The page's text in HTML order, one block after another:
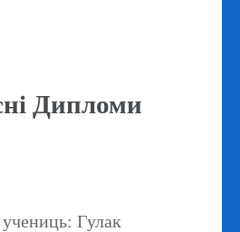
Дипломи
Гулак